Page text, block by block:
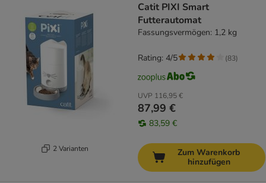
2 Varianten
Catit PIXI Smart
Futterautomat
Fassungsvermögen: 1,2 kg
UVP 116,95 €
87,99 €
83,59 €
Rating: 4/5 (83)
Zum Warenkorb
hinzufügen